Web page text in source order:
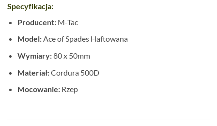
Specyfikacja:
Producent:M-Tac
Model:Ace of Spades Haftowana
Wymiary:80 x 50mm
Materiał:Cordura 500D
Mocowanie:Rzep